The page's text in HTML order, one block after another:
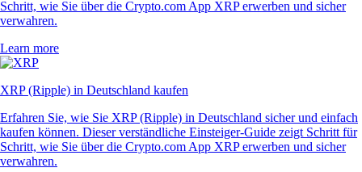
Schritt, wie Sie über die Crypto.com App XRP erwerben und sicher
verwahren.
Learn more
XRP (Ripple) in Deutschland kaufen
Erfahren Sie, wie Sie XRP (Ripple) in Deutschland sicher und einfach
kaufen können. Dieser verständliche Einsteiger-Guide zeigt Schritt für
Schritt, wie Sie über die Crypto.com App XRP erwerben und sicher
verwahren.